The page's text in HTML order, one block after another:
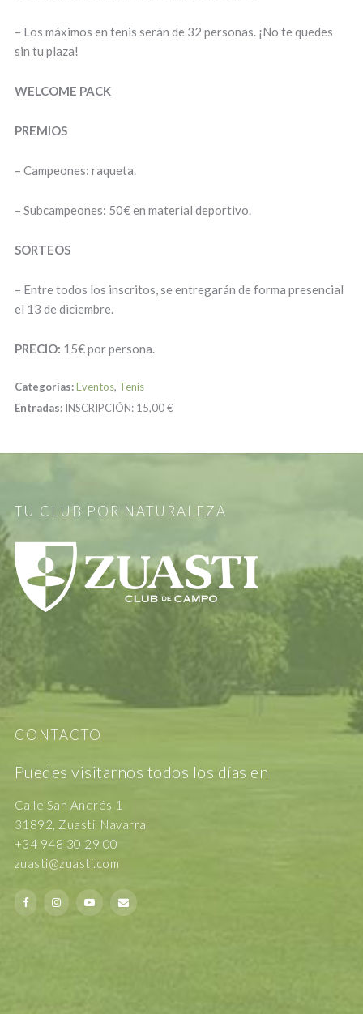
– Los máximos en tenis serán de 32 personas. ¡No te quedes
sin tu plaza!
WELCOME PACK
PREMIOS
– Campeones: raqueta.
– Subcampeones: 50€ en material deportivo.
SORTEOS
– Entre todos los inscritos, se entregarán de forma presencial
el 13 de diciembre.
PRECIO: 15€ por persona.
Categorías:Eventos, Tenis
Entradas: INSCRIPCIÓN: 15,00 €
TU CLUB POR NATURALEZA
CONTACTO
Puedes visitarnos todos los días en
Calle San Andrés 1
31892, Zuasti, Navarra
+34 948 30 29 00
zuasti@zuasti.com